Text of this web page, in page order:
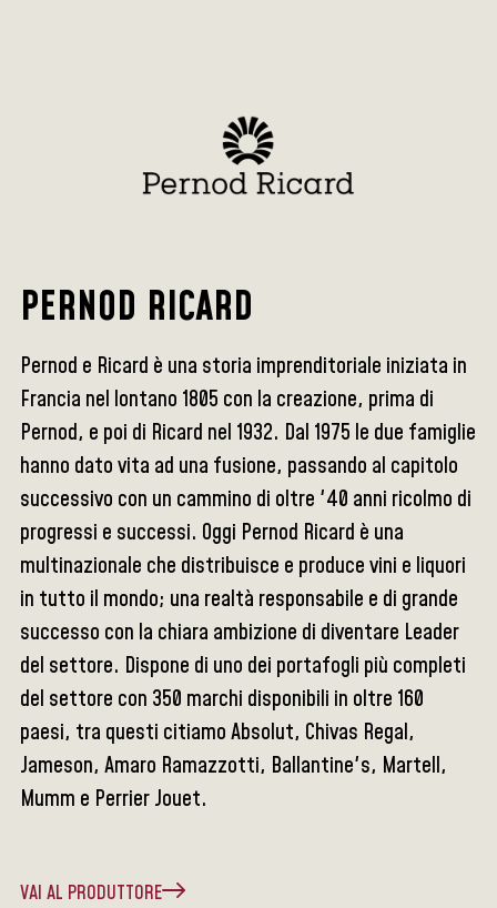
PERNOD RICARD
Pernod e Ricard è una storia imprenditoriale iniziata in
Francia nel lontano 1805 con la creazione, prima di
Pernod, e poi di Ricard nel 1932. Dal 1975 le due famiglie
hanno dato vita ad una fusione, passando al capitolo
successivo con un cammino di oltre '40 anni ricolmo di
progressi e successi. Oggi Pernod Ricard è una
multinazionale che distribuisce e produce vini e liquori
in tutto il mondo; una realtà responsabile e di grande
successo con la chiara ambizione di diventare Leader
del settore. Dispone di uno dei portafogli più completi
del settore con 350 marchi disponibili in oltre 160
paesi, tra questi citiamo Absolut, Chivas Regal,
Jameson, Amaro Ramazzotti, Ballantine's, Martell,
Mumm e Perrier Jouet.
VAI AL PRODUTTORE